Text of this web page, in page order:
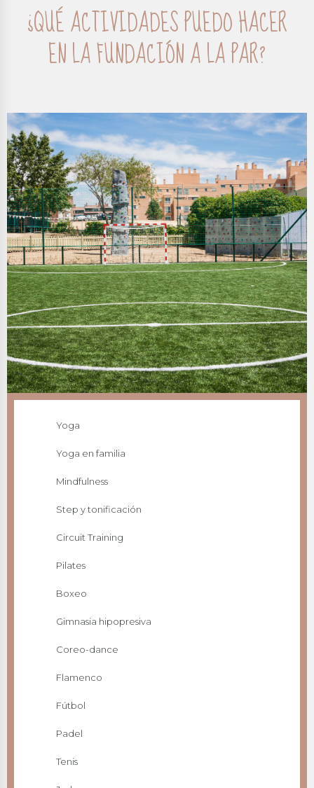
¿QUÉ ACTIVIDADES PUEDO HACER
EN LA FUNDACIÓN A LA PAR?
Yoga
Yoga en familia
Mindfulness
Step y tonificación
Circuit Training
Pilates
Boxeo
Gimnasia hipopresiva
Coreo-dance
Flamenco
Fútbol
Padel
Tenis